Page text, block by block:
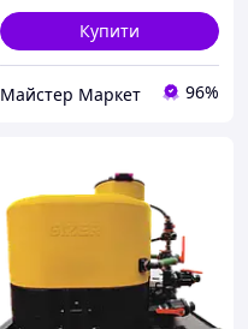
Купити
Майстер Маркет 96%